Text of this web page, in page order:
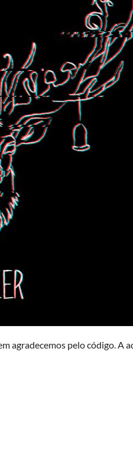
agradecemos pelo código. A